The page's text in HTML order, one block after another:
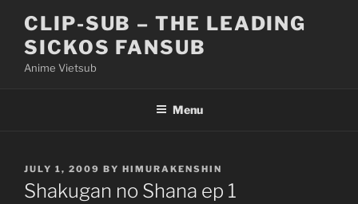
content
CLIP-SUB – THE LEADING
SICKOS FANSUB
Anime Vietsub
Menu
POSTED
ON
JULY 1, 2009 BY HIMURAKENSHIN
Shakugan no Shana ep 1